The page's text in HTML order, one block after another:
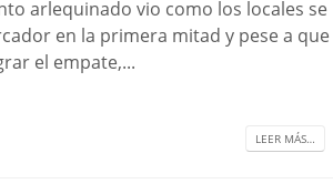
arlequinado vio como los locales se
en la primera mitad y pese a que
el empate,...
LEER MÁS…